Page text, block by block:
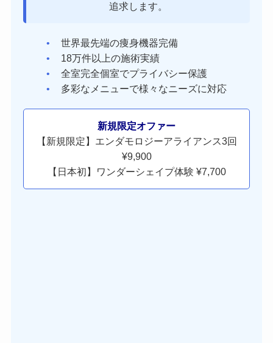
追求します。
世界最先端の痩身機器完備
18万件以上の施術実績
全室完全個室でプライバシー保護
多彩なメニューで様々なニーズに対応
新規限定オファー
【新規限定】エンダモロジーアライアンス3回
¥9,900
【日本初】ワンダーシェイプ体験 ¥7,700